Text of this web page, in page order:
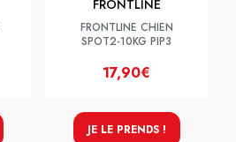
FRONTLINE
FRONTLINE CHIEN
SPOT2-10KG PIP3
17,90€
JE LE PRENDS !